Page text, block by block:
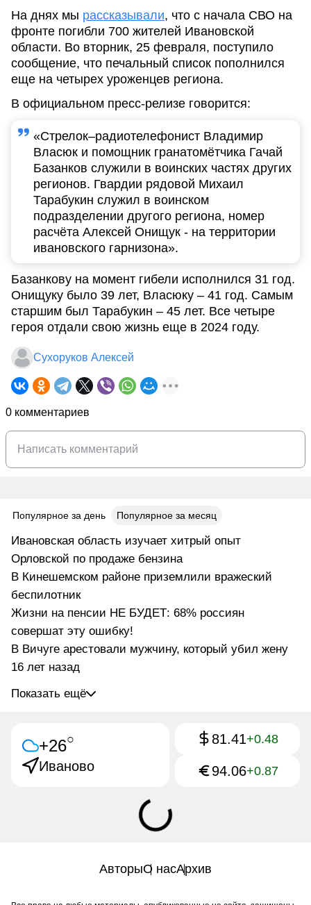
На днях мы рассказывали, что с начала СВО на
фронте погибли 700 жителей Ивановской
области. Во вторник, 25 февраля, поступило
сообщение, что печальный список пополнился
еще на четырех уроженцев региона.
В официальном пресс-релизе говорится:
«Стрелок–радиотелефонист Владимир
Власюк и помощник гранатомётчика Гачай
Базанков служили в воинских частях других
регионов. Гвардии рядовой Михаил
Тарабукин служил в воинском
подразделении другого региона, номер
расчёта Алексей Онищук - на территории
ивановского гарнизона».
Базанкову на момент гибели исполнился 31 год.
Онищуку было 39 лет, Власюку – 41 год. Самым
старшим был Тарабукин – 45 лет. Все четыре
героя отдали свою жизнь еще в 2024 году.
Сухоруков Алексей
0 комментариев
Популярное за день Популярное за месяц
Ивановская область изучает хитрый опыт
Орловской по продаже бензина
В Кинешемском районе приземлили вражеский
беспилотник
Жизни на пенсии НЕ БУДЕТ: 68% россиян
совершат эту ошибку!
В Вичуге арестовали мужчину, который убил жену
16 лет назад
Показать ещё
+26○
Иваново
81.41+0.48
94.06+0.87
АвторыО насАрхив